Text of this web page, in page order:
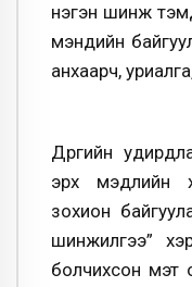
нэгэн шинж
мэндийн
анхаарч,
Дүүргийн
эрх мэдлийн
зохион
шинжилгээ”
болчихсон мэт